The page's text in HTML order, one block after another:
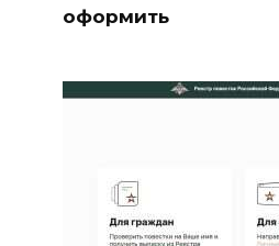
оформить